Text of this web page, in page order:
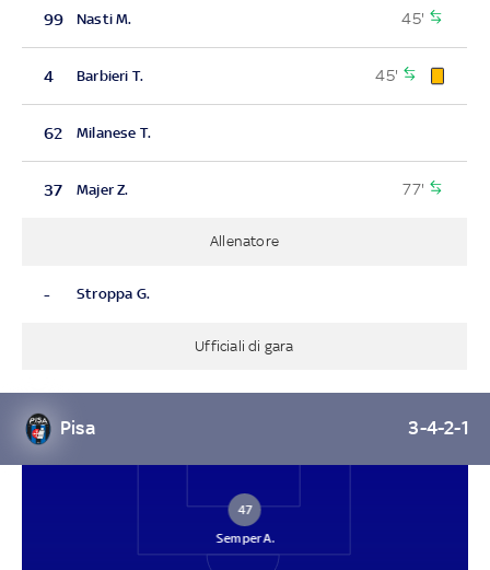
99 Nasti M. 45'
4 Barbieri T. 45'
62 Milanese T.
37 Majer Z. 77'
Allenatore
- Stroppa G.
Ufficiali di gara
Pisa 3-4-2-1
47
Semper A.